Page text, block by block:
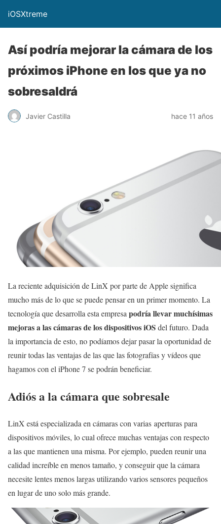
iOSXtreme
Así podría mejorar la cámara de los
próximos iPhone en los que ya no
sobresaldrá
Javier Castilla hace 11 años
La reciente adquisición de LinX por parte de Apple significa
mucho más de lo que se puede pensar en un primer momento. La
tecnología que desarrolla esta empresa podría llevar muchísimas
mejoras a las cámaras de los dispositivos iOS del futuro. Dada
la importancia de esto, no podíamos dejar pasar la oportunidad de
reunir todas las ventajas de las que las fotografías y vídeos que
hagamos con el iPhone 7 se podrán beneficiar.
Adiós a la cámara que sobresale
LinX está especializada en cámaras con varias aperturas para
dispositivos móviles, lo cual ofrece muchas ventajas con respecto
a las que mantienen una misma. Por ejemplo, pueden reunir una
calidad increíble en menos tamaño, y conseguir que la cámara
necesite lentes menos largas utilizando varios sensores pequeños
en lugar de uno solo más grande.